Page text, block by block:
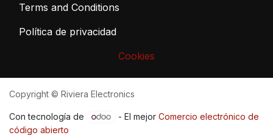
Terms and Conditions
Política de privacidad
Cookies
Copyright © Riviera Electronics
Con tecnología de - El mejorComercio electrónico de
código abierto